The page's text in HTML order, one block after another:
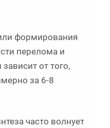
формирования
перелома и
от того,
за 6-8
часто волнует